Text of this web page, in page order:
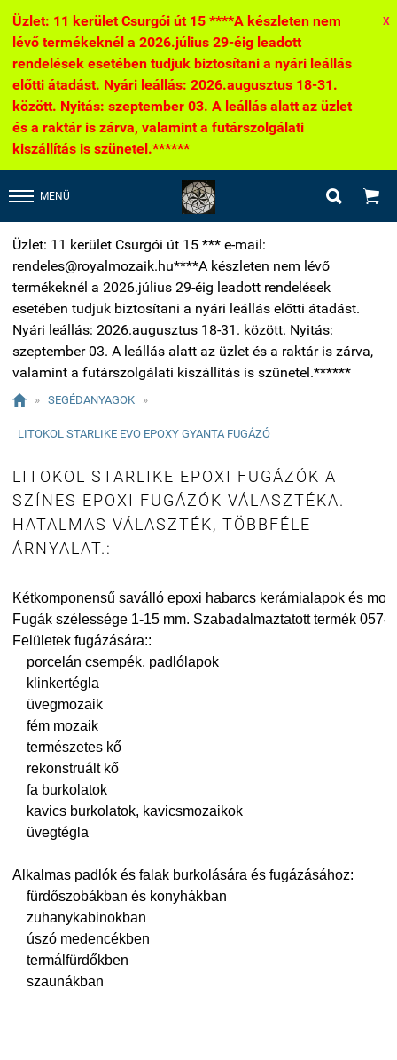
Üzlet: 11 kerület Csurgói út 15 ****A készleten nem
lévő termékeknél a 2026.július 29-éig leadott
rendelések esetében tudjuk biztosítani a nyári leállás
előtti átadást. Nyári leállás: 2026.augusztus 18-31.
között. Nyitás: szeptember 03. A leállás alatt az üzlet
és a raktár is zárva, valamint a futárszolgálati
kiszállítás is szünetel.******
X
MENÜ  
Üzlet: 11 kerület Csurgói út 15 *** e-mail:
rendeles@royalmozaik.hu****A készleten nem lévő
termékeknél a 2026.július 29-éig leadott rendelések
esetében tudjuk biztosítani a nyári leállás előtti átadást.
Nyári leállás: 2026.augusztus 18-31. között. Nyitás:
szeptember 03. A leállás alatt az üzlet és a raktár is zárva,
valamint a futárszolgálati kiszállítás is szünetel.******
 » SEGÉDANYAGOK »
LITOKOL STARLIKE EVO EPOXY GYANTA FUGÁZÓ
LITOKOL STARLIKE EPOXI FUGÁZÓK A
SZÍNES EPOXI FUGÁZÓK VÁLASZTÉKA.
HATALMAS VÁLASZTÉK, TÖBBFÉLE
ÁRNYALAT.:
Kétkomponensű saválló epoxi habarcs kerámialapok és
Fugák szélessége 1-15 mm. Szabadalmaztatott termék
Felületek fugázására::
porcelán csempék, padlólapok
klinkertégla
üvegmozaik
fém mozaik
természetes kő
rekonstruált kő
fa burkolatok
kavics burkolatok, kavicsmozaikok
üvegtégla
Alkalmas padlók és falak burkolására és fugázásához:
fürdőszobákban és konyhákban
zuhanykabinokban
úszó medencékben
termálfürdőkben
szaunákban